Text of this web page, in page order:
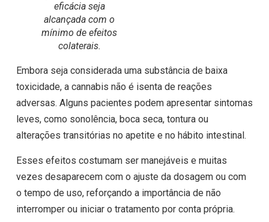
eficácia seja
alcançada com o
mínimo de efeitos
colaterais.
Embora seja considerada uma substância de baixa
toxicidade, a cannabis não é isenta de reações
adversas. Alguns pacientes podem apresentar sintomas
leves, como sonolência, boca seca, tontura ou
alterações transitórias no apetite e no hábito intestinal.
Esses efeitos costumam ser manejáveis e muitas
vezes desaparecem com o ajuste da dosagem ou com
o tempo de uso, reforçando a importância de não
interromper ou iniciar o tratamento por conta própria.